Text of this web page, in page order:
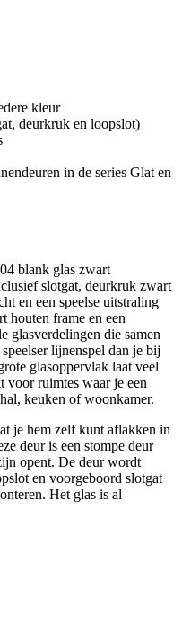
kleur
deurkruk en loopslot)
in de series Glat en
blank glas zwart
slotgat, deurkruk zwart
en een speelse uitstraling
houten frame en een
glasverdelingen die samen
lijnenspel dan je bij
glasoppervlak laat veel
voor ruimtes waar je een
keuken of woonkamer.
je hem zelf kunt aflakken in
deur is een stompe deur
opent. De deur wordt
en voorgeboord slotgat
Het glas is al